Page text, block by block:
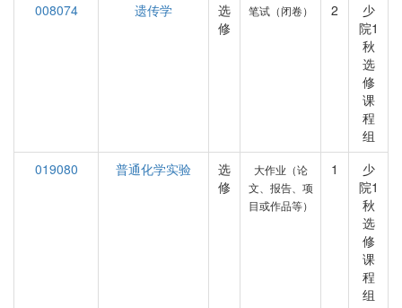
008074
遗传学
选
修
笔试（闭卷） 2
少
院1
秋
选
修
课
程
组
019080
普通化学实验
选
修
大作业（论
文、报告、项
目或作品等）
1
少
院1
秋
选
修
课
程
组